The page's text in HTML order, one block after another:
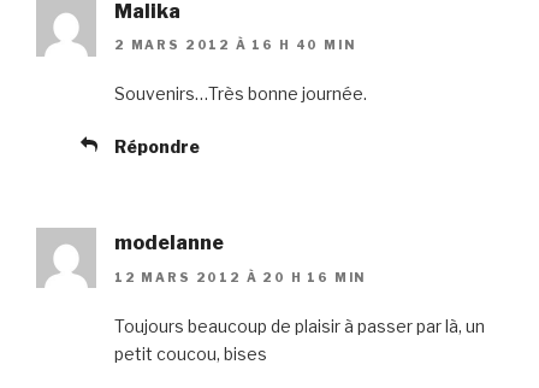
Malika
2 MARS 2012 À 16 H 40 MIN
Souvenirs…Très bonne journée.
Répondre
modelanne
12 MARS 2012 À 20 H 16 MIN
Toujours beaucoup de plaisir à passer par là, un
petit coucou, bises